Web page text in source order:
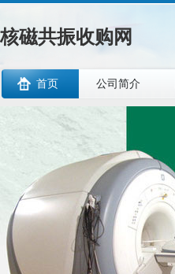
核磁共振收购网
首页 公司简介